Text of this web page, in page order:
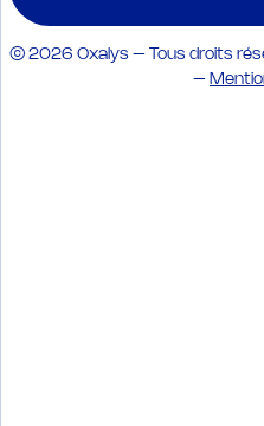
© 2026 Oxalys – Tous droits
–